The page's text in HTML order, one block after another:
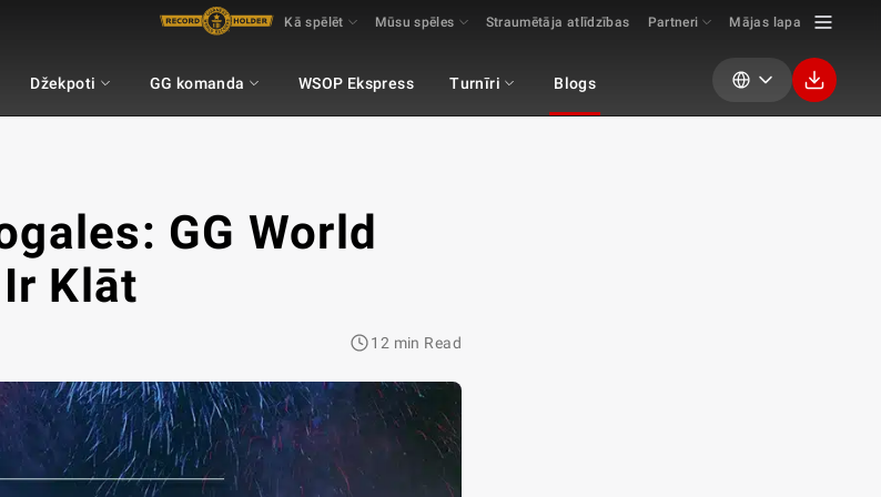
Kā spēlēt Mūsu spēles Straumētāja atlīdzības Partneri Mājas lapa
Džekpoti GG komanda WSOP Ekspress Turnīri Blogs
GG World
Klāt
12 min Read